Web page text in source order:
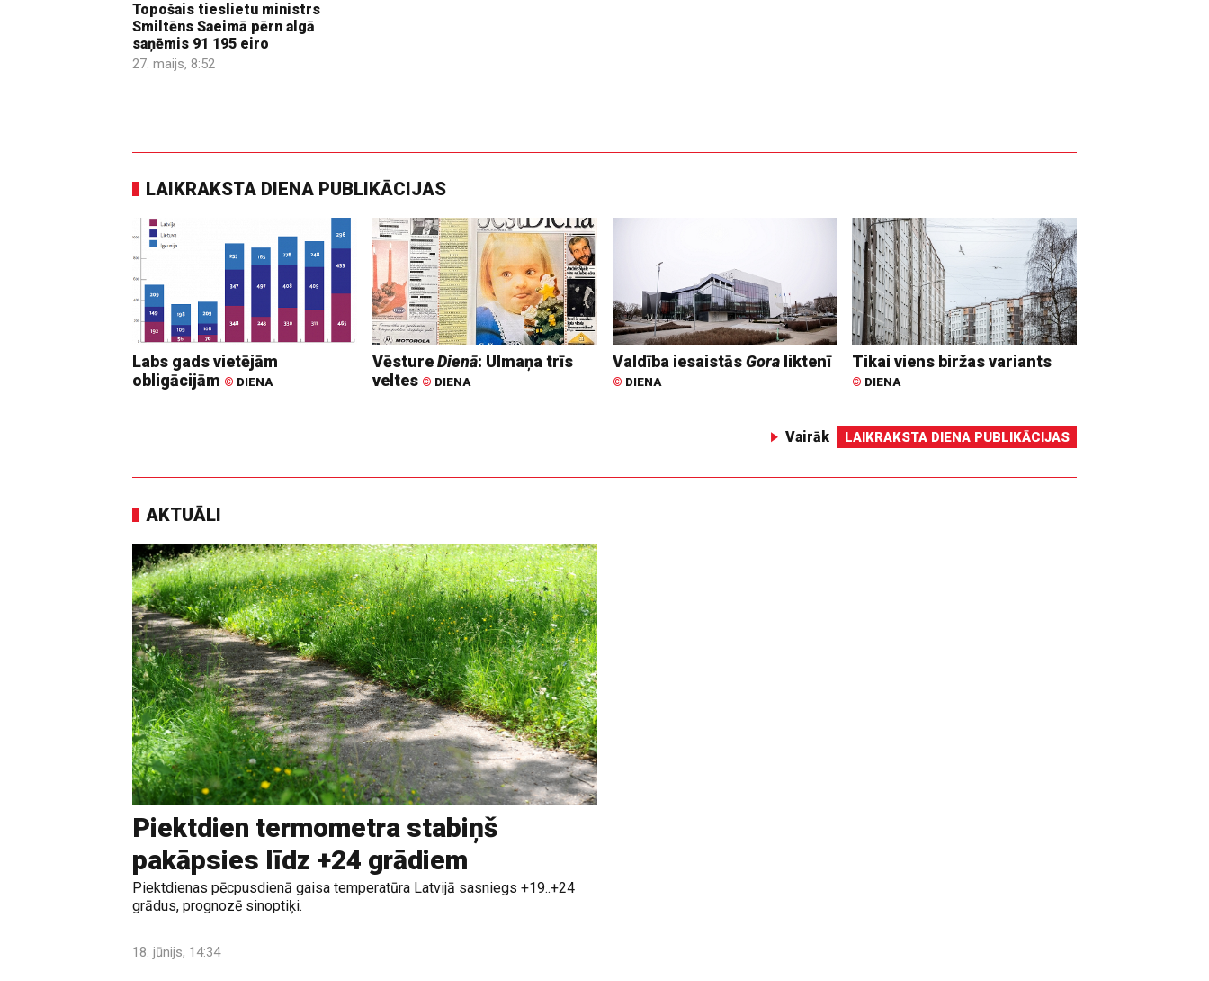
Topošais tieslietu ministrs
Smiltēns Saeimā pērn algā
saņēmis 91 195 eiro
27. maijs, 8:52
LAIKRAKSTA DIENA PUBLIKĀCIJAS
Labs gads vietējām
obligācijām © DIENA
VēstureDienā: Ulmaņa trīs
veltes © DIENA
Valdība iesaistāsGoraliktenī
© DIENA
Tikai viens biržas variants
© DIENA
Vairāk LAIKRAKSTA DIENA PUBLIKĀCIJAS
AKTUĀLI
Piektdien termometra stabiņš
pakāpsies līdz +24 grādiem
Piektdienas pēcpusdienā gaisa temperatūra Latvijā sasniegs +19..+24
grādus, prognozē sinoptiķi.
18. jūnijs, 14:34